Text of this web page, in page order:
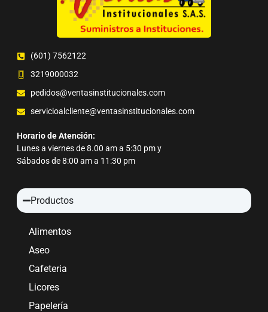
(601) 7562122
3219000032
pedidos@ventasinstitucionales.com
servicioalcliente@ventasinstitucionales.com
Horario de Atención:
Lunes a viernes de 8.00 am a 5:30 pm y
Sábados de 8:00 am a 11:30 pm
Productos
Alimentos
Aseo
Cafeteria
Licores
Papelería